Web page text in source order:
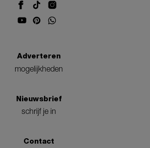
Adverteren
mogelijkheden
Nieuwsbrief
schrijf je in
Contact